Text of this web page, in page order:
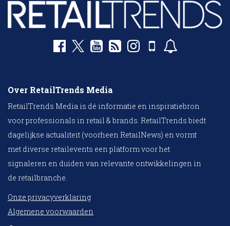
Over RetailTrends Media
RetailTrends Media is dé informatie en inspiratiebron
voor professionals in retail & brands. RetailTrends biedt
dagelijkse actualiteit (voorheen RetailNews) en vormt
met diverse retailevents een platform voor het
signaleren en duiden van relevante ontwikkelingen in
de retailbranche.
Onze privacyverklaring
Algemene voorwaarden